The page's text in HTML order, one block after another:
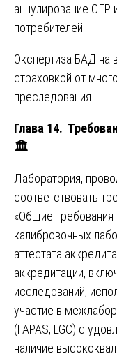
аннулирование СГР
потребителей.
Экспертиза БАД на
страховкой от
преследования.
Глава 14.
🏛️
Лаборатория,
соответствовать
«Общие требования
калибровочных
аттестата
аккредитации,
исследований;
участие в
(FAPAS, LGC) с
наличие